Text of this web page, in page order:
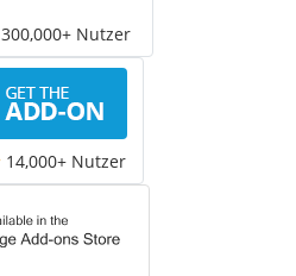
300,000+ Nutzer
14,000+ Nutzer